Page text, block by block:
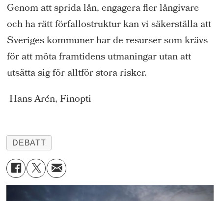
Genom att sprida lån, engagera fler långivare
och ha rätt förfallostruktur kan vi säkerställa att
Sveriges kommuner har de resurser som krävs
för att möta framtidens utmaningar utan att
utsätta sig för alltför stora risker.
Hans Arén, Finopti
DEBATT